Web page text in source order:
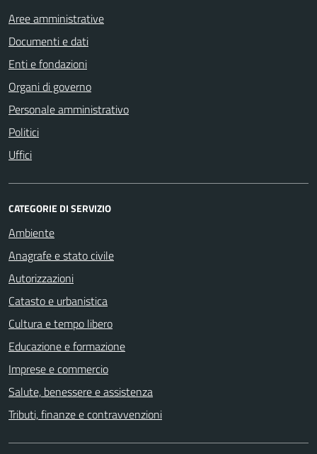
Aree amministrative
Documenti e dati
Enti e fondazioni
Organi di governo
Personale amministrativo
Politici
Uffici
CATEGORIE DI SERVIZIO
Ambiente
Anagrafe e stato civile
Autorizzazioni
Catasto e urbanistica
Cultura e tempo libero
Educazione e formazione
Imprese e commercio
Salute, benessere e assistenza
Tributi, finanze e contravvenzioni